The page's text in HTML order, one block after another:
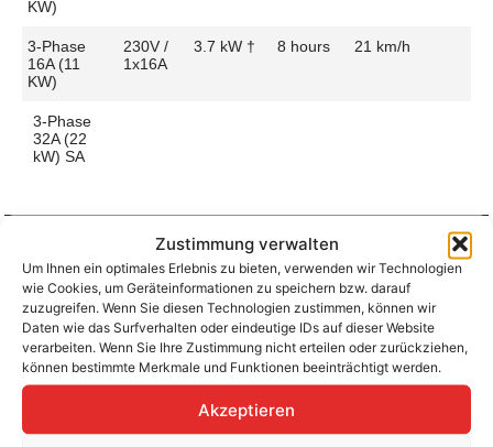
Zustimmung verwalten
Um Ihnen ein optimales Erlebnis zu bieten, verwenden wir Technologien
wie Cookies, um Geräteinformationen zu speichern bzw. darauf
zuzugreifen. Wenn Sie diesen Technologien zustimmen, können wir
Daten wie das Surfverhalten oder eindeutige IDs auf dieser Website
verarbeiten. Wenn Sie Ihre Zustimmung nicht erteilen oder zurückziehen,
können bestimmte Merkmale und Funktionen beeinträchtigt werden.
Akzeptieren
KW)
3-Phase
16A (11
KW)
230V /
1x16A
3.7 kW † 8 hours 21 km/h
3-Phase
32A (22
kW) SA
Aufladen zu Hause / am Fahrtziel
Ladeanschluss Type 2
Platzierung
Front Side
– Middle
Ladezeit (0-
>490 Km)
4h30m
Ladegeschwindigkeit37 km/h